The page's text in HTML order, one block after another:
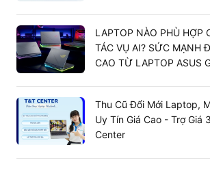
Tối ưu cho thiết kế đồ họa và
LAPTOP NÀO PHÙ HỢP
TÁC VỤ AI? SỨC MẠNH
CAO TỪ LAPTOP ASUS
Thu Cũ Đổi Mới Laptop,
Uy Tín Giá Cao - Trợ Giá
Center